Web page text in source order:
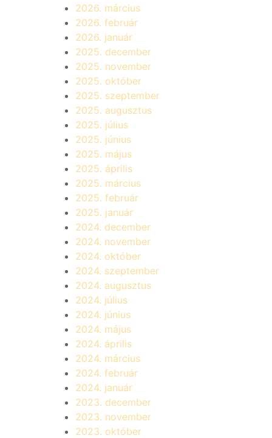
2026. március
2026. február
2026. január
2025. december
2025. november
2025. október
2025. szeptember
2025. augusztus
2025. július
2025. június
2025. május
2025. április
2025. március
2025. február
2025. január
2024. december
2024. november
2024. október
2024. szeptember
2024. augusztus
2024. július
2024. június
2024. május
2024. április
2024. március
2024. február
2024. január
2023. december
2023. november
2023. október